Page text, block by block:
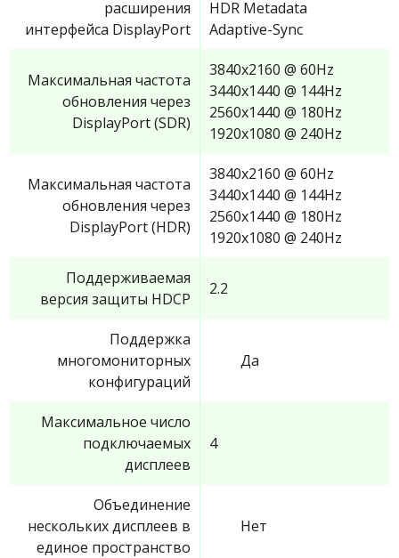
расширения
интерфейса DisplayPort
HDR Metadata
Adaptive-Sync
Максимальная частота
обновления через
DisplayPort (SDR)
3840x2160 @ 60Hz
3440x1440 @ 144Hz
2560x1440 @ 180Hz
1920x1080 @ 240Hz
Максимальная частота
обновления через
DisplayPort (HDR)
3840x2160 @ 60Hz
3440x1440 @ 144Hz
2560x1440 @ 180Hz
1920x1080 @ 240Hz
Поддерживаемая
версия защиты HDCP
2.2
Поддержка
многомониторных
конфигураций
Да
Максимальное число
подключаемых
дисплеев
4
Объединение
нескольких дисплеев в
единое пространство
Нет